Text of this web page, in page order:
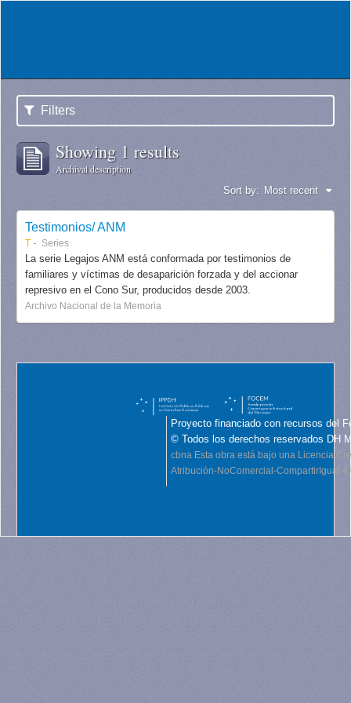
Filters
Showing 1 results
Archival description
Sort by: Most recent
Testimonios/ ANM
T Series
La serie Legajos ANM está conformada por testimonios de
familiares y víctimas de desaparición forzada y del accionar
represivo en el Cono Sur, producidos desde 2003.
Archivo Nacional de la Memoria
Proyecto financiado con recursos del
© Todos los derechos reservados DH
cbna Esta obra está bajo una Licencia
Atribución-NoComercial-CompartirIgual